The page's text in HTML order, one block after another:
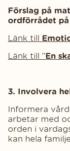
Förslag på
ordförrådet
Länk till
Länk till "En
3. Involvera
Informera
arbetar med
orden i
kan hela